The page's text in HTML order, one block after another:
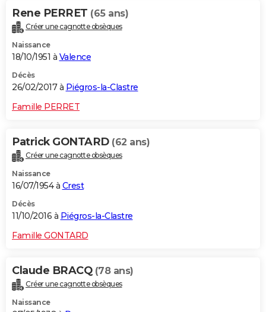
Rene PERRET (65 ans)
Créer une cagnotte obsèques
Naissance
18/10/1951 à Valence
Décès
26/02/2017 à Piégros-la-Clastre
Famille PERRET
Patrick GONTARD (62 ans)
Créer une cagnotte obsèques
Naissance
16/07/1954 à Crest
Décès
11/10/2016 à Piégros-la-Clastre
Famille GONTARD
Claude BRACQ (78 ans)
Créer une cagnotte obsèques
Naissance